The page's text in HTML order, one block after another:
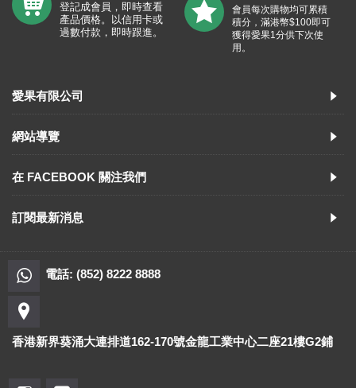
登記成會員，即時查看
產品價格。以信用卡或
過數付款，即時跟進。
會員每次購物均可累積
積分，滿港幣$100即可
獲得愛果1分供下次使
用。
愛果有限公司
網站導覽
在 FACEBOOK 關注我們
訂閱最新消息
電話: (852) 8222 8888
香港新界葵涌大連排道162-170號金龍工業中心二座21樓G2鋪